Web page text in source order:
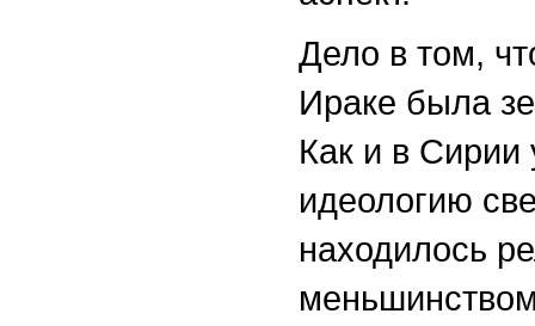
Дело в том,
Ираке была
Как и в Сирии
идеологию
находилось